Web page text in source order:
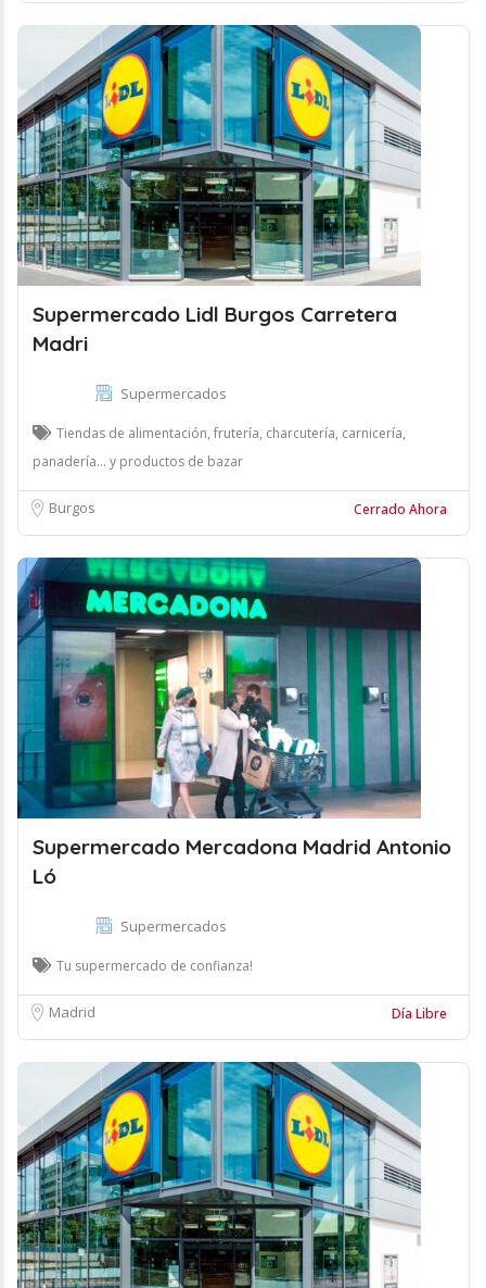
Supermercado Lidl Burgos Carretera
Madri
Supermercados
Tiendas de alimentación, frutería, charcutería, carnicería,
panadería... y productos de bazar
Burgos Cerrado Ahora
Supermercado Mercadona Madrid Antonio
Ló
Supermercados
Tu supermercado de confianza!
Madrid Día Libre